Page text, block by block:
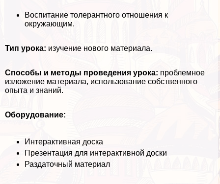
Воспитание толерантного отношения к
окружающим.
Тип урока: изучение нового материала.
Способы и методы проведения урока: проблемное
изложение материала, использование собственного
опыта и знаний.
Оборудование:
Интеpaктивная доска
Презентация для интеpaктивной доски
Раздаточный материал